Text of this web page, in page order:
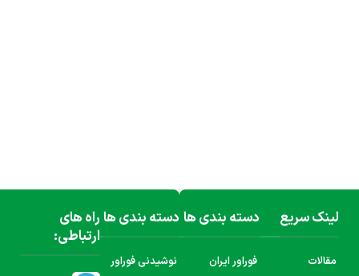
لینک سریع
مقالات
دسته بندی ها
فوراور ایران
دسته بندی ها
نوشیدنی فوراور
راه های
ارتباطی: